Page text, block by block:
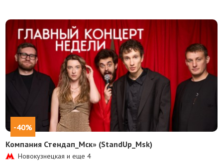
-40%
Компания Стендап_Мск» (StandUp_Msk)
Новокузнецкая и еще4